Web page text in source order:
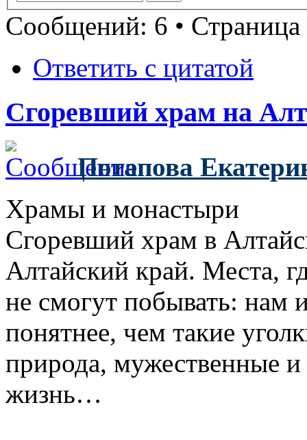
Сообщений: 6 • Страница
Ответить с цитатой
Сгоревший храм на
Потапова
Храмы и монастыри
Сгоревший храм в
Алтайский край. Места,
не смогут побывать: нам
понятнее, чем такие
природа, мужественные
жизнь…